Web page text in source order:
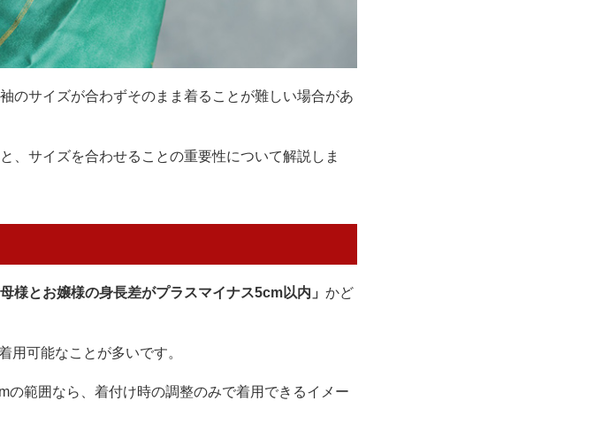
のサイズが合わずそのまま着ることが難しい場合があ
、サイズを合わせることの重要性について解説しま
母様とお嬢様の身長差がプラスマイナス5cm以内」 かど
用可能なことが多いです。
範囲なら、着付け時の調整のみで着用できるイメー